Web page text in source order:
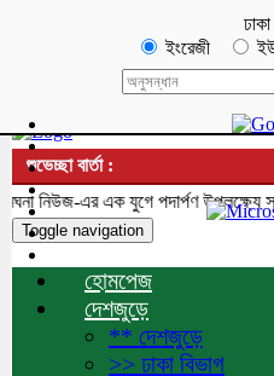
ঢাকা
ইংরেজী
শুভেচ্ছা বার্তা :
নিউজ-এর এক যুগে পদার্পণ উপলক্ষ্যে সকল
Toggle navigation
হোমপেজ
দেশজুড়ে
** দেশজুড়ে
>> ঢাকা বিভাগ